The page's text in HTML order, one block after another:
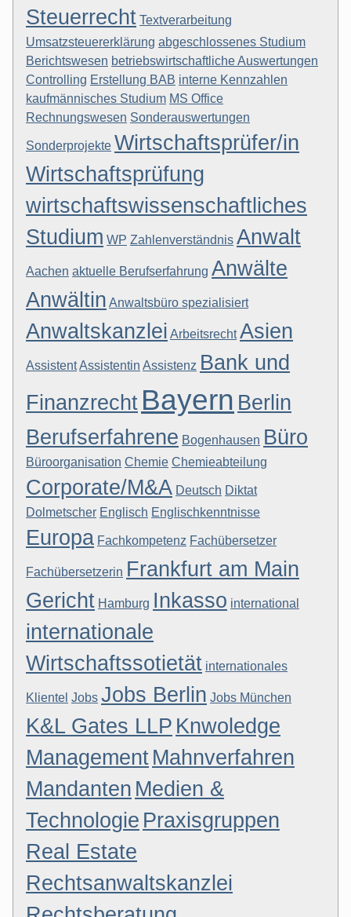
Steuerrecht Textverarbeitung
Umsatzsteuererklärung abgeschlossenes Studium
Berichtswesen betriebswirtschaftliche Auswertungen
Controlling Erstellung BAB interne Kennzahlen
kaufmännisches Studium MS Office
Rechnungswesen Sonderauswertungen
Sonderprojekte Wirtschaftsprüfer/in
Wirtschaftsprüfung
wirtschaftswissenschaftliches
Studium WP Zahlenverständnis Anwalt
Aachen aktuelle Berufserfahrung Anwälte
Anwältin Anwaltsbüro spezialisiert
Anwaltskanzlei Arbeitsrecht Asien
AssistentAssistentin Assistenz Bank und
Finanzrecht Bayern Berlin
Berufserfahrene Bogenhausen Büro
Büroorganisation Chemie Chemieabteilung
Corporate/M&A Deutsch Diktat
Dolmetscher Englisch Englischkenntnisse
Europa Fachkompetenz Fachübersetzer
Fachübersetzerin Frankfurt am Main
Gericht Hamburg Inkasso international
internationale
Wirtschaftssotietät internationales
Klientel Jobs Jobs Berlin Jobs München
K&L Gates LLP Knwoledge
Management Mahnverfahren
Mandanten Medien &
Technologie Praxisgruppen
Real Estate
Rechtsanwaltskanzlei